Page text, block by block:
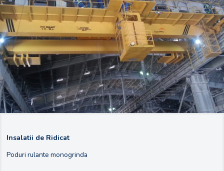
Insalatii de Ridicat
Poduri rulante monogrinda